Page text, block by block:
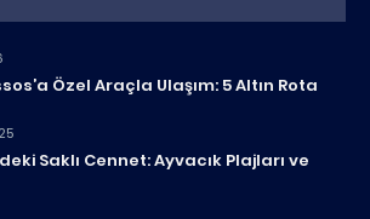
Özel Araçla Ulaşım: 5 Altın Rota
Saklı Cennet: Ayvacık Plajları ve